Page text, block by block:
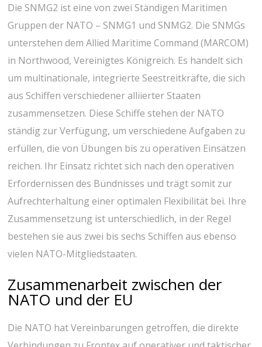
Die SNMG2 ist eine von zwei Ständigen Maritimen
Gruppen der NATO – SNMG1 und SNMG2. Die SNMGs
unterstehen dem Allied Maritime Command (MARCOM)
in Northwood, Vereinigtes Königreich. Es handelt sich
um multinationale, integrierte Seestreitkräfte, die sich
aus Schiffen verschiedener alliierter Staaten
zusammensetzen. Diese Schiffe stehen der NATO
ständig zur Verfügung, um verschiedene Aufgaben zu
erfüllen, die von Übungen bis zu operativen Einsätzen
reichen. Ihr Einsatz richtet sich nach den operativen
Erfordernissen des Bündnisses und trägt somit zur
Aufrechterhaltung einer optimalen Flexibilität bei. Ihre
Zusammensetzung ist unterschiedlich, in der Regel
bestehen sie aus zwei bis sechs Schiffen aus ebenso
vielen NATO-Mitgliedstaaten.
Zusammenarbeit zwischen der
NATO und der EU
Die NATO hat Vereinbarungen getroffen, die direkte